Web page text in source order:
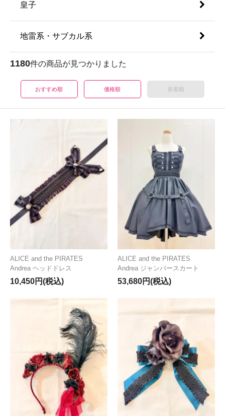
皇子
地雷系・サブカル系
1180件の商品が見つかりました
おすすめ順 価格順 新着順
ALICE and the PIRATES
Andrea ヘッドドレス
10,450円(税込)
ALICE and the PIRATES
Andrea ジャンパースカート
53,680円(税込)